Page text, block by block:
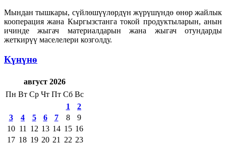
Мындан тышкары, сүйлөшүүлөрдүн жүрүшүндө өнөр жайлык
кооперация жана Кыргызстанга токой продуктыларын, анын
ичинде жыгач материалдарын жана жыгач отундарды
жеткирүү маселелери козголду.
Күнүнө
август 2026
Пн Вт Ср Чт Пт Сб Вс
1
2
3
4 5 6 7 8
9
10 11 12 13 14 15 16
17 18 19 20 21 22 23